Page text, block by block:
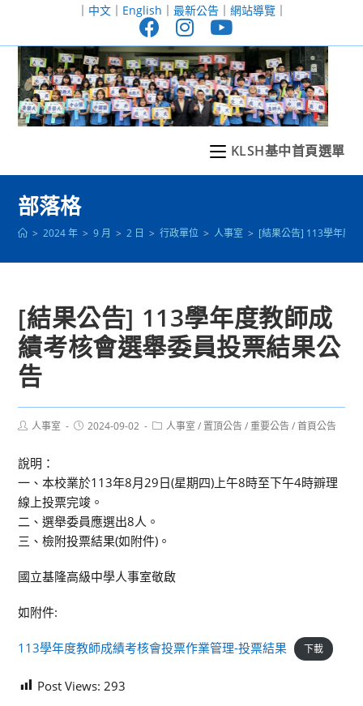
至
｜ 中文｜ English ｜ 最新公告｜ 網站導覽｜
KLSH基中首頁選單
部落格
> 2024 年 > 9 月 > 2 日 > 行政單位 > 人事室 > [結果公告] 113學年度
[結果公告] 113學年度教師成
績考核會選舉委員投票結果公
告
Post人事室
Post2024-09-02
Post人事室 / 置頂公告 / 重要公告 / 首頁公告
說明：
一、本校業於113年8月29日(星期四)上午8時至下午4時辧理
線上投票完竣。
二、選舉委員應選出8人。
三、檢附投票結果(如附件)。
國立基隆高級中學人事室敬啟
如附件:
113學年度教師成績考核會投票作業管理-投票結果 下載
Post Views: 293